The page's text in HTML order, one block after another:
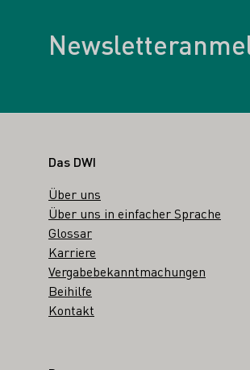
Fußbereich
Das DWI
Über uns
Über uns in einfacher Sprache
Glossar
Karriere
Vergabebekanntmachungen
Beihilfe
Kontakt